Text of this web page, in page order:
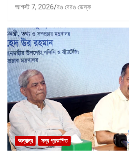
আগস্ট 7, 2026 রঙ বেরঙ ডেস্ক
অন্যান্য সদ্য প্রকাশিত